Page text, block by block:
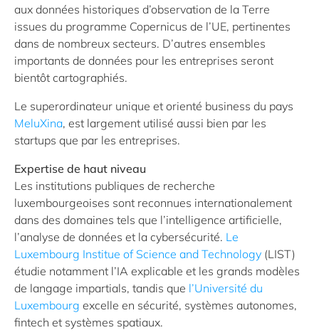
aux données historiques d’observation de la Terre
issues du programme Copernicus de l’UE, pertinentes
dans de nombreux secteurs. D’autres ensembles
importants de données pour les entreprises seront
bientôt cartographiés.
Le superordinateur unique et orienté business du pays
MeluXina, est largement utilisé aussi bien par les
startups que par les entreprises.
Expertise de haut niveau
Les institutions publiques de recherche
luxembourgeoises sont reconnues internationalement
dans des domaines tels que l’intelligence artificielle,
l’analyse de données et la cybersécurité. Le
Luxembourg Institue of Science and Technology (LIST)
étudie notamment l’IA explicable et les grands modèles
de langage impartials, tandis que l’Université du
Luxembourg excelle en sécurité, systèmes autonomes,
fintech et systèmes spatiaux.